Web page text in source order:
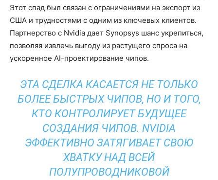
Этот спад был связан с ограничениями на экспорт из
США и трудностями с одним из ключевых клиентов.
Партнерство с Nvidia дает Synopsys шанс укрепиться,
позволяя извлечь выгоду из растущего спроса на
ускоренное AI-проектирование чипов.
ЭТА СДЕЛКА КАСАЕТСЯ НЕ ТОЛЬКО
БОЛЕЕ БЫСТРЫХ ЧИПОВ, НО И ТОГО,
КТО КОНТРОЛИРУЕТ БУДУЩЕЕ
СОЗДАНИЯ ЧИПОВ. NVIDIA
ЭФФЕКТИВНО ЗАТЯГИВАЕТ СВОЮ
ХВАТКУ НАД ВСЕЙ
ПОЛУПРОВОДНИКОВОЙ